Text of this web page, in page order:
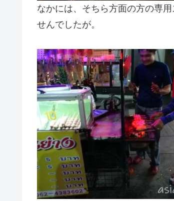
なかには、そちら方面の方の専
せんでしたが。